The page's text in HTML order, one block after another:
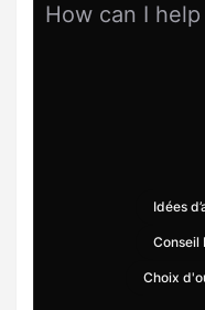
How can I
Idées
Conseil
Choix